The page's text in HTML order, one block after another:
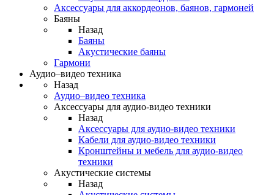
Аксессуары для аккордеонов, баянов, гармоней
Баяны
Назад
Баяны
Акустические баяны
Гармони
Аудио–видео техника
Назад
Аудио–видео техника
Аксессуары для аудио-видео техники
Назад
Аксессуары для аудио-видео техники
Кабели для аудио-видео техники
Кронштейны и мебель для аудио-видео
техники
Акустические системы
Назад